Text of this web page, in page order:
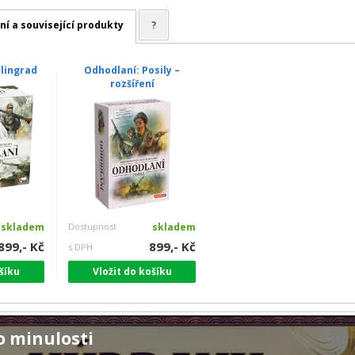
a související produkty ?
skladem
Kč
Odhodlaní: Posily –
rozšíření
Dostupnost skladem
s DPH 899,- Kč
Vložit do košíku
minulosti